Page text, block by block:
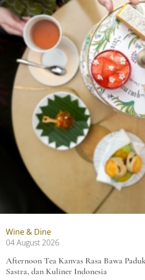
Wine & Dine
04 August 2026
Afternoon Tea Kanvas Rasa Bawa
Sastra, dan Kuliner Indonesia